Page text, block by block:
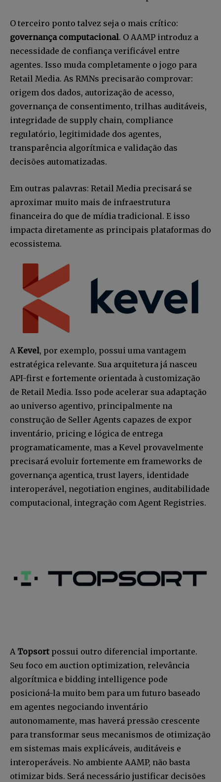
O terceiro ponto talvez seja o mais crítico:
governança computacional. O AAMP introduz a
necessidade de confiança verificável entre
agentes. Isso muda completamente o jogo para
Retail Media. As RMNs precisarão comprovar:
origem dos dados, autorização de acesso,
governança de consentimento, trilhas auditáveis,
integridade de supply chain, compliance
regulatório, legitimidade dos agentes,
transparência algorítmica e validação das
decisões automatizadas.
Em outras palavras: Retail Media precisará se
aproximar muito mais de infraestrutura
financeira do que de mídia tradicional. E isso
impacta diretamente as principais plataformas do
ecossistema.
AKevel, por exemplo, possui uma vantagem
estratégica relevante. Sua arquitetura já nasceu
API-first e fortemente orientada à customização
de Retail Media. Isso pode acelerar sua adaptação
ao universo agentivo, principalmente na
construção de Seller Agents capazes de expor
inventário, pricing e lógica de entrega
programaticamente, mas a Kevel provavelmente
precisará evoluir fortemente em frameworks de
governança agentica, trust layers, identidade
interoperável, negotiation engines, auditabilidade
computacional, integração com Agent Registries.
A Topsort possui outro diferencial importante.
Seu foco em auction optimization, relevância
algorítmica e bidding intelligence pode
posicioná-la muito bem para um futuro baseado
em agentes negociando inventário
autonomamente, mas haverá pressão crescente
para transformar seus mecanismos de otimização
em sistemas mais explicáveis, auditáveis e
interoperáveis. No ambiente AAMP, não basta
otimizar bids. Será necessário justificar decisões